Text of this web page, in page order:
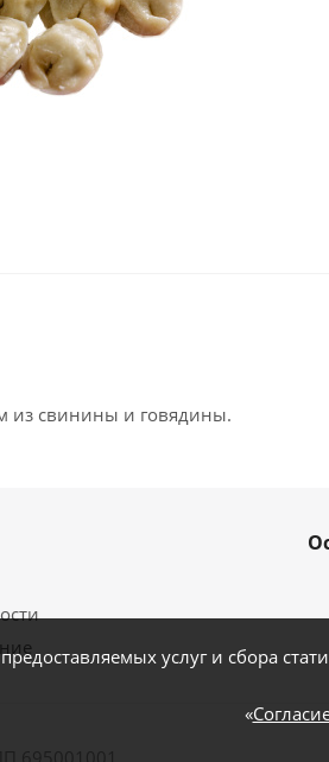
из свинины и говядины.
услуг и сбора
«